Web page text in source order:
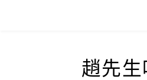
趙先生